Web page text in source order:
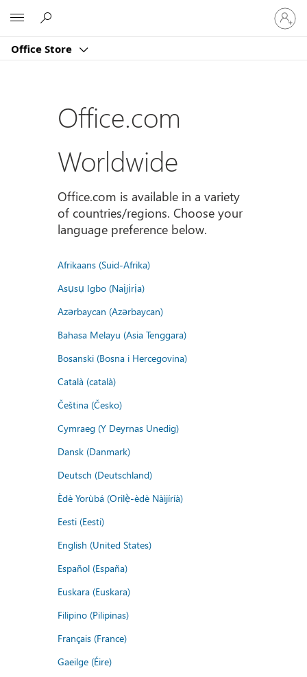
Office Store
Sign
in
to
account
Office.com
Worldwide
Office.com is available in a variety
of countries/regions. Choose your
language preference below.
Afrikaans (Suid-Afrika)
Asụsụ Igbo (Naịjịrịa)
Azərbaycan (Azərbaycan)
Bahasa Melayu (Asia Tenggara)
Bosanski (Bosna i Hercegovina)
Català (català)
Čeština (Česko)
Cymraeg (Y Deyrnas Unedig)
Dansk (Danmark)
Deutsch (Deutschland)
Èdè Yorùbá (Orilẹ̀-èdè Nàìjíríà)
Eesti (Eesti)
English (United States)
Español (España)
Euskara (Euskara)
Filipino (Pilipinas)
Français (France)
Gaeilge (Éire)